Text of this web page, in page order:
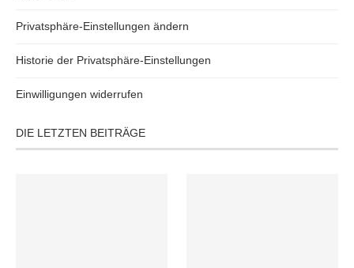
Privatsphäre-Einstellungen ändern
Historie der Privatsphäre-Einstellungen
Einwilligungen widerrufen
DIE LETZTEN BEITRÄGE